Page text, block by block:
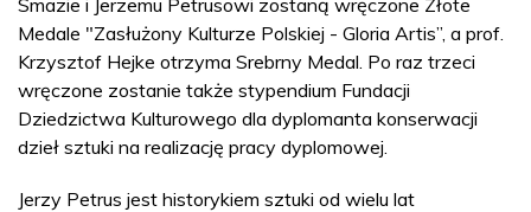
Medale "Zasłużony Kulturze Polskiej - Gloria Artis”, a prof.
Krzysztof Hejke otrzyma Srebrny Medal. Po raz trzeci
wręczone zostanie także stypendium Fundacji
Dziedzictwa Kulturowego dla dyplomanta konserwacji
dzieł sztuki na realizację pracy dyplomowej.
Jerzy Petrus jest historykiem sztuki od wielu lat